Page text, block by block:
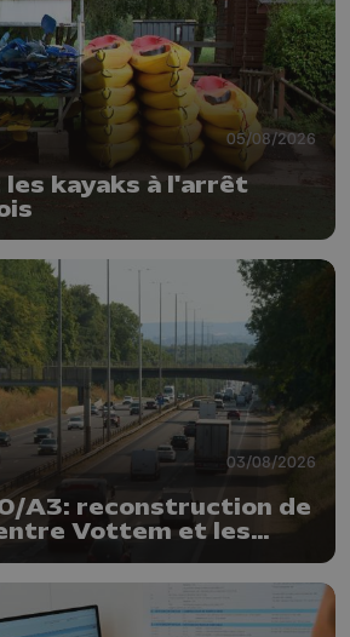
05/08/2026
les kayaks à l'arrêt
03/08/2026
A3: reconstruction de
Vottem et les
en direction d'Aix